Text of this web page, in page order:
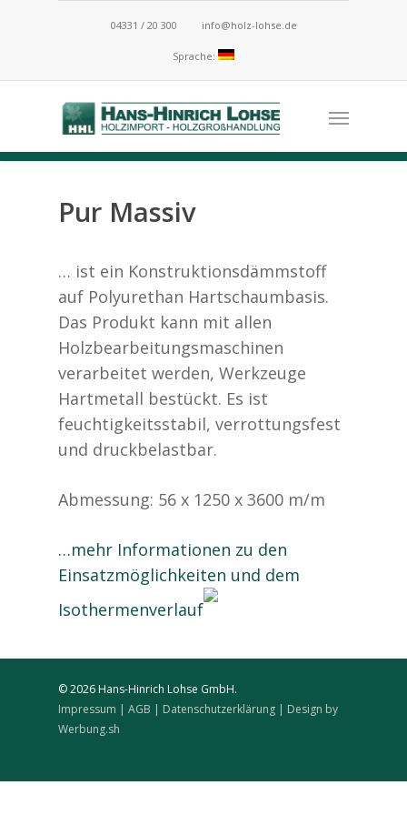
04331 / 20 300 info@holz-lohse.de
Sprache:
Pur Massiv
… ist ein Konstruktionsdämmstoff
auf Polyurethan Hartschaumbasis.
Das Produkt kann mit allen
Holzbearbeitungsmaschinen
verarbeitet werden, Werkzeuge
Hartmetall bestückt. Es ist
feuchtigkeitsstabil, verrottungsfest
und druckbelastbar.
Abmessung: 56 x 1250 x 3600 m/m
…mehr Informationen zu den
Einsatzmöglichkeiten und dem
Isothermenverlauf
© 2026 Hans-Hinrich Lohse GmbH.
Impressum | AGB | Datenschutzerklärung | Design by
Werbung.sh